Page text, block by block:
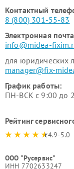
Контактный
8 (800) 301-55-83
Электронная
info@midea-
для юридических
manager@fix-
График работы:
ПН-ВСК с 9:00 до
Рейтинг
4.9-5.0
ООО "Русервис"
ИНН 7702633247